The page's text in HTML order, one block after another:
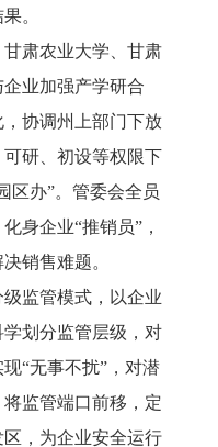
。
肃农业大学、甘肃
业加强产学研合
协调州上部门下放
研、初设等权限下
区办”。管委会全员
身企业“推销员”，
销售难题。
监管模式，以企业
划分监管层级，对
现“无事不扰”，对潜
监管端口前移，定
，为企业安全运行